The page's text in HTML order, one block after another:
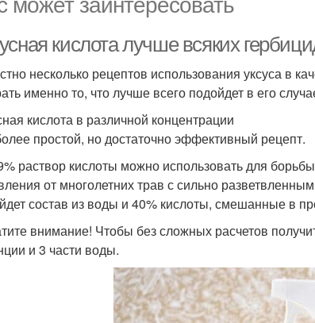
кислота лучше всяких
несколько рецептов использования уксуса в
именно то, что лучше всего подойдет в его
кислота в различной концентрации
простой, но достаточно эффективный рецепт.
раствор кислоты можно использовать для
от многолетних трав с сильно
состав из воды и 40% кислоты, смешанные в
внимание! Чтобы без сложных расчетов
и 3 части воды.